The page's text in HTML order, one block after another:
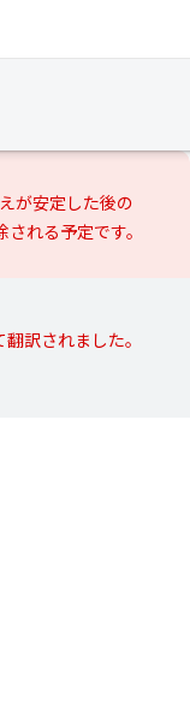
が安定した後の
れる予定です。
翻訳されました。